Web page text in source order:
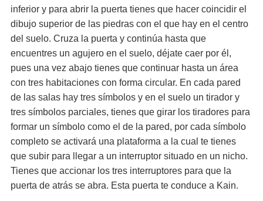
inferior y para abrir la puerta tienes que hacer coincidir el
dibujo superior de las piedras con el que hay en el centro
del suelo. Cruza la puerta y continúa hasta que
encuentres un agujero en el suelo, déjate caer por él,
pues una vez abajo tienes que continuar hasta un área
con tres habitaciones con forma circular. En cada pared
de las salas hay tres símbolos y en el suelo un tirador y
tres símbolos parciales, tienes que girar los tiradores para
formar un símbolo como el de la pared, por cada símbolo
completo se activará una plataforma a la cual te tienes
que subir para llegar a un interruptor situado en un nicho.
Tienes que accionar los tres interruptores para que la
puerta de atrás se abra. Esta puerta te conduce a Kain.